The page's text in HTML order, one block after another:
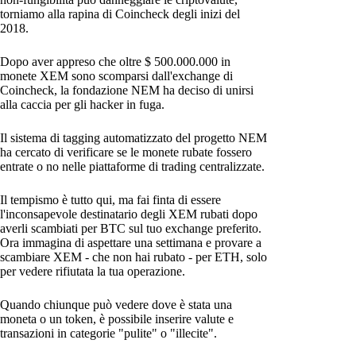
torniamo alla rapina di Coincheck degli inizi del
2018.
Dopo aver appreso che oltre $ 500.000.000 in
monete XEM sono scomparsi dall'exchange di
Coincheck, la fondazione NEM ha deciso di unirsi
alla caccia per gli hacker in fuga.
Il sistema di tagging automatizzato del progetto NEM
ha cercato di verificare se le monete rubate fossero
entrate o no nelle piattaforme di trading centralizzate.
Il tempismo è tutto qui, ma fai finta di essere
l'inconsapevole destinatario degli XEM rubati dopo
averli scambiati per BTC sul tuo exchange preferito.
Ora immagina di aspettare una settimana e provare a
scambiare XEM - che non hai rubato - per ETH, solo
per vedere rifiutata la tua operazione.
Quando chiunque può vedere dove è stata una
moneta o un token, è possibile inserire valute e
transazioni in categorie "pulite" o "illecite".